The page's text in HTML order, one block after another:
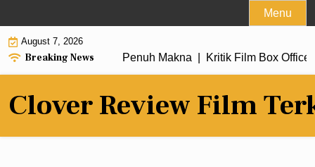
to
content
Menu
August 7, 2026
Breaking News
dengan Alur Cerita Penuh Makna |Kritik Film Box Office
Clover Review Film